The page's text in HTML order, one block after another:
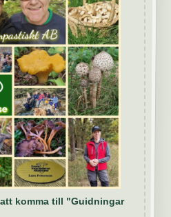
komma till "Guidningar